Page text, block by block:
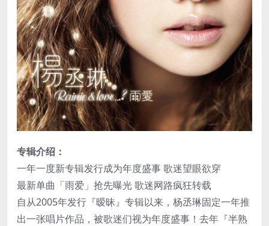
专辑介绍：
一年一度新专辑发行成为年度盛事 歌迷望眼欲穿
最新单曲「雨爱」抢先曝光 歌迷网路疯狂转载
自从2005年发行『暧昧』专辑以来，杨丞琳固定一年推
出一张唱片作品，被歌迷们视为年度盛事！去年『半熟